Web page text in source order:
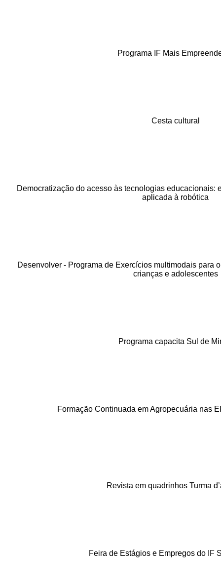
Programa IF Mais
Cesta cultural
Democratização do acesso às tecnologias educacionais:
aplicada à robótica
Desenvolver - Programa de Exercícios multimodais para
crianças e adolescentes
Programa capacita Sul de
Formação Continuada em Agropecuária nas
Revista em quadrinhos Turma
Feira de Estágios e Empregos do IF